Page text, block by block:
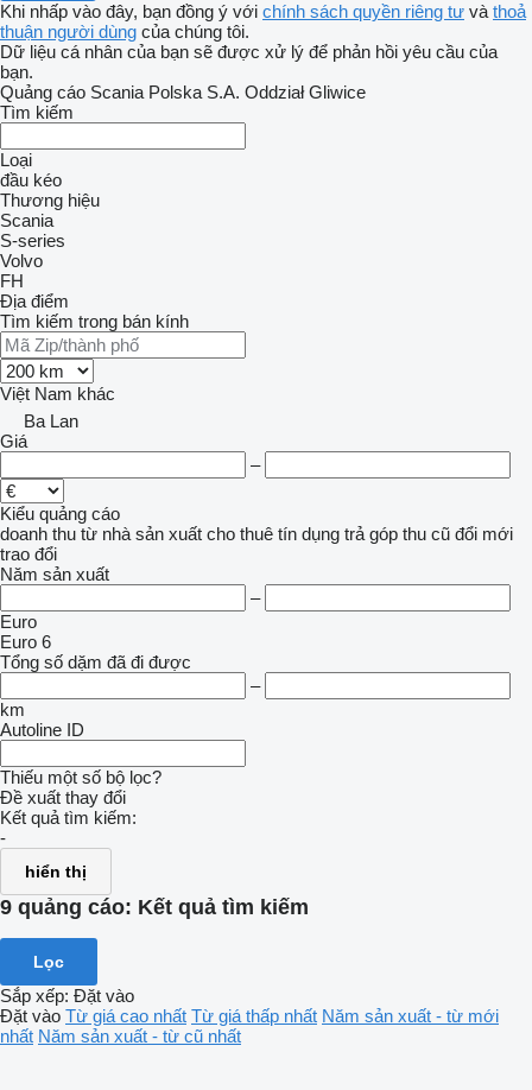
Khi nhấp vào đây, bạn đồng ý với chính sách quyền riêng tư và thoả
thuận người dùng của chúng tôi.
Dữ liệu cá nhân của bạn sẽ được xử lý để phản hồi yêu cầu của
bạn.
Quảng cáo Scania Polska S.A. Oddział Gliwice
Tìm kiếm
Loại
đầu kéo
Thương hiệu
Scania
S-series
Volvo
FH
Địa điểm
Tìm kiếm trong bán kính
Việt Nam khác
Ba Lan
Giá
–
Kiểu quảng cáo
doanh thu từ nhà sản xuất cho thuê tín dụng trả góp thu cũ đổi mới
trao đổi
Năm sản xuất
–
Euro
Euro 6
Tổng số dặm đã đi được
–
km
Autoline ID
Thiếu một số bộ lọc?
Đề xuất thay đổi
Kết quả tìm kiếm:
-
hiển thị
9 quảng cáo: Kết quả tìm kiếm
Lọc
Sắp xếp: Đặt vào
Đặt vào Từ giá cao nhất Từ giá thấp nhất Năm sản xuất - từ mới
nhất Năm sản xuất - từ cũ nhất